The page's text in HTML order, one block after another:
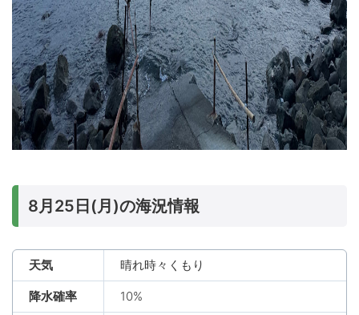
8月25日(月)の海況情報
天気 晴れ時々くもり
降水確率 10%